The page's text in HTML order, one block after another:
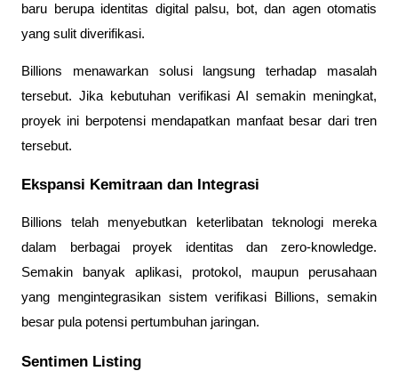
baru berupa identitas digital palsu, bot, dan agen otomatis
yang sulit diverifikasi.
Billions menawarkan solusi langsung terhadap masalah
tersebut. Jika kebutuhan verifikasi AI semakin meningkat,
proyek ini berpotensi mendapatkan manfaat besar dari tren
tersebut.
Ekspansi Kemitraan dan Integrasi
Billions telah menyebutkan keterlibatan teknologi mereka
dalam berbagai proyek identitas dan zero-knowledge.
Semakin banyak aplikasi, protokol, maupun perusahaan
yang mengintegrasikan sistem verifikasi Billions, semakin
besar pula potensi pertumbuhan jaringan.
Sentimen Listing